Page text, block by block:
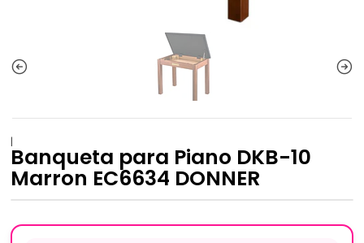
|
Banqueta para Piano DKB-10
Marron EC6634 DONNER